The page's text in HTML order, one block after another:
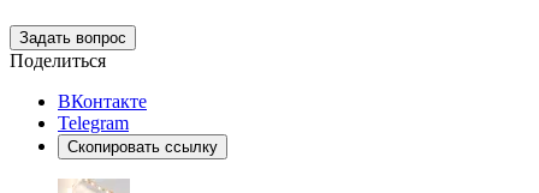
Задать вопрос
Поделиться
ВКонтакте
Telegram
Скопировать ссылку